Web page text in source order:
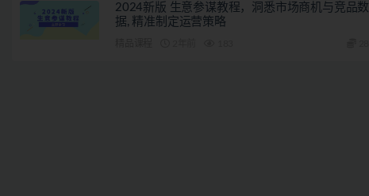
2024新版 生意参谋教程，洞悉市场商机与竞品数
据, 精准制定运营策略